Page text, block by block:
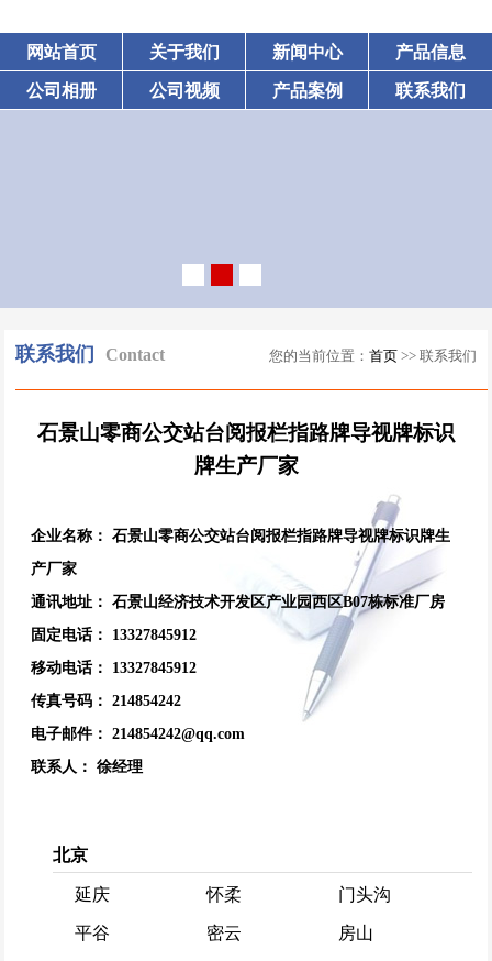
网站首页 关于我们 新闻中心 产品信息
公司相册 公司视频 产品案例 联系我们
联系我们 Contact 您的当前位置： 首页>> 联系我们
石景山零商公交站台阅报栏指路牌导视牌标识
牌生产厂家
企业名称： 石景山零商公交站台阅报栏指路牌导视牌标识牌生
产厂家
通讯地址： 石景山经济技术开发区产业园西区B07栋标准厂房
固定电话：
13327845912
移动电话：
13327845912
传真号码： 214854242
电子邮件： 214854242@qq.com
联系人： 徐经理
北京
延庆 怀柔 门头沟
平谷 密云 房山